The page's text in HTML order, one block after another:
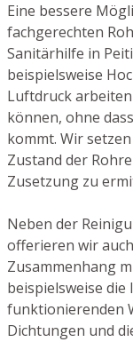
Eine bessere
fachgerechten
Sanitärhilfe in
beispielsweise
Luftdruck
können, ohne
kommt. Wir
Zustand der
Zusetzung zu
Neben der
offerieren wir
Zusammenhang
beispielsweise
funktionierenden
Dichtungen und